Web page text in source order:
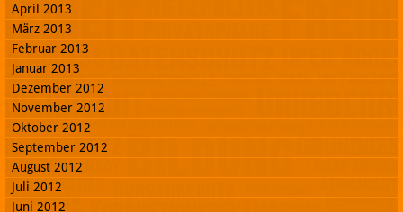
April 2013
März 2013
Februar 2013
Januar 2013
Dezember 2012
November 2012
Oktober 2012
September 2012
August 2012
Juli 2012
Juni 2012